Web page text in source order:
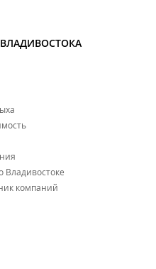
Владивостоке
компаний